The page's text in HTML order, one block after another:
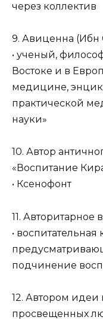
через коллектив
9. Авиценна (Ибн
• ученый,
Востоке и в
медицине,
практической
науки»
10. Автор
«Воспитание
• Ксенофонт
11. Авторитарное
•
подчинение
12. Автором идеи
просвещенных